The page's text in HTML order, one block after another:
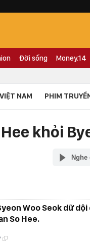
Đời sống Money.14
NAM PHIM
khỏi
Nghe
Woo Seok dữ
So Hee.